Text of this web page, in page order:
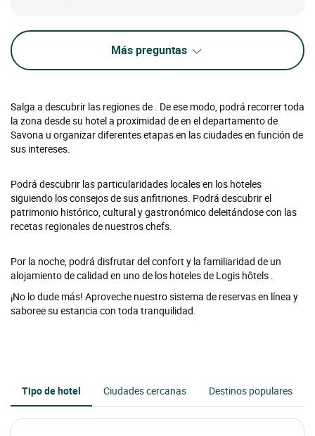
Más preguntas
Salga a descubrir las regiones de . De ese modo, podrá recorrer toda
la zona desde su hotel a proximidad de en el departamento de
Savona u organizar diferentes etapas en las ciudades en función de
sus intereses.
Podrá descubrir las particularidades locales en los hoteles
siguiendo los consejos de sus anfitriones. Podrá descubrir el
patrimonio histórico, cultural y gastronómico deleitándose con las
recetas regionales de nuestros chefs.
Por la noche, podrá disfrutar del confort y la familiaridad de un
alojamiento de calidad en uno de los hoteles de Logis hôtels .
¡No lo dude más! Aproveche nuestro sistema de reservas en línea y
saboree su estancia con toda tranquilidad.
Tipo de hotel Ciudades cercanas Destinos populares